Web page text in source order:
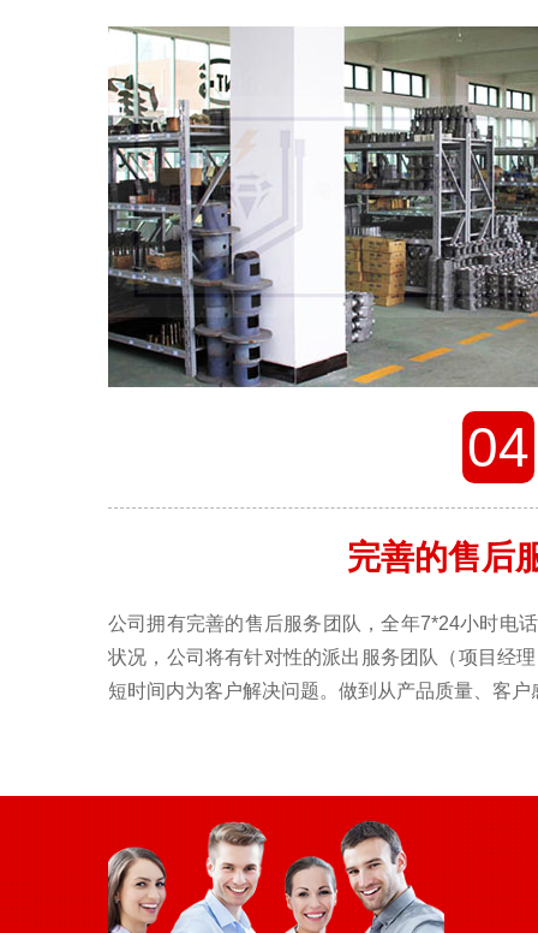
04
完善的售后
公司拥有完善的售后服务团队，全年7*24小时电
状况，公司将有针对性的派出服务团队（项目经
短时间内为客户解决问题。做到从产品质量、客